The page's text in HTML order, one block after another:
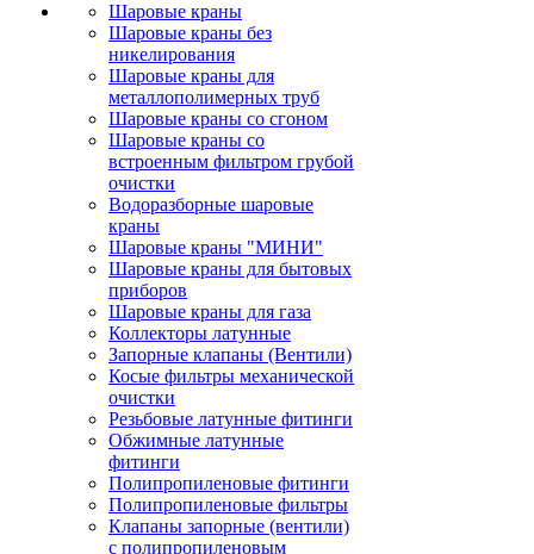
Шаровые краны
Шаровые краны без
никелирования
Шаровые краны для
металлополимерных труб
Шаровые краны со сгоном
Шаровые краны со
встроенным фильтром грубой
очистки
Водоразборные шаровые
краны
Шаровые краны "МИНИ"
Шаровые краны для бытовых
приборов
Шаровые краны для газа
Коллекторы латунные
Запорные клапаны (Вентили)
Косые фильтры механической
очистки
Резьбовые латунные фитинги
Обжимные латунные
фитинги
Полипропиленовые фитинги
Полипропиленовые фильтры
Клапаны запорные (вентили)
с полипропиленовым